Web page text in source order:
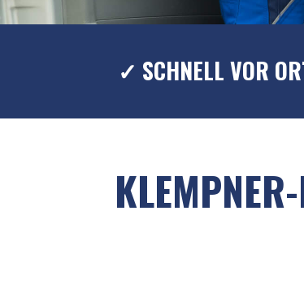
✓ SCHNELL VOR